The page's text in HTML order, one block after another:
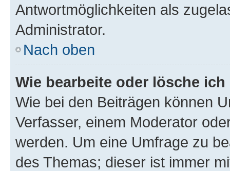
Antwortmöglichkeiten als
Administrator.
Nach oben
Wie bearbeite oder lösche
Wie bei den Beiträgen können
Verfasser, einem Moderator
werden. Um eine Umfrage zu
des Themas; dieser ist immer